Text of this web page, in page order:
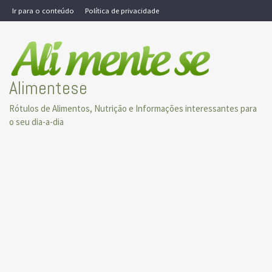
Skip
to
Ir para o conteúdo Política de privacidade
Alimentese
Rótulos de Alimentos, Nutrição e Informações interessantes para
o seu dia-a-dia